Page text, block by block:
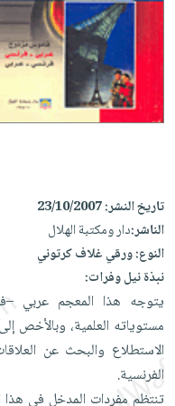
Ai
إختيارات
كتب
أكاديمية
صندوق
books
حدود
أسئلة
يتكرر
طرحها
على
Android
تحميل
iKitab
على
Apple
أسئلة
يتكرر
طرحها
تحميل
masmu3
masmu3
على
Apple
المواضيع
الأكثر
مبيعاً
وسائل
جوائز
تعليمية
الصحة
والعناية
الشخصية
أجهزة
العناية
الشخصية
العناية
وتصفيف
الشعر
العناية
بالجسم
المطبخ
والسفرة
جديد
الكل
أواني
الطهي
أدوات
متجر
الهدايا
أقسام
تاريخ النشر:23/10/2007
الناشر:دار ومكتبة الهلال
النوع:ورقي غلاف كرتوني
نبذة نيل وفرات:
يتوجه هذا المعجم عربي
مستوياته العلمية، وبالأخص
الاستطلاع والبحث عن
الفرنسية.
تنتظم مفردات المدخل في هذا